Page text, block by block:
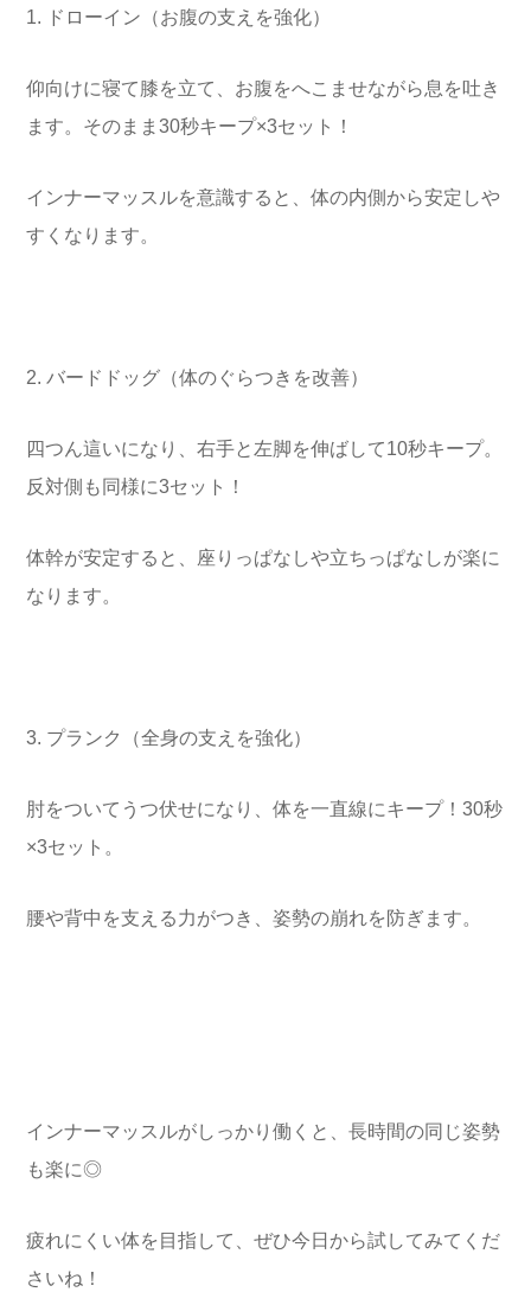
1. ドローイン（お腹の支えを強化）
仰向けに寝て膝を立て、お腹をへこませながら息を吐き
ます。そのまま30秒キープ×3セット！
インナーマッスルを意識すると、体の内側から安定しや
すくなります。
2. バードドッグ（体のぐらつきを改善）
四つん這いになり、右手と左脚を伸ばして10秒キープ。
反対側も同様に3セット！
体幹が安定すると、座りっぱなしや立ちっぱなしが楽に
なります。
3. プランク（全身の支えを強化）
肘をついてうつ伏せになり、体を一直線にキープ！30秒
×3セット。
腰や背中を支える力がつき、姿勢の崩れを防ぎます。
インナーマッスルがしっかり働くと、長時間の同じ姿勢
も楽に◎
疲れにくい体を目指して、ぜひ今日から試してみてくだ
さいね！